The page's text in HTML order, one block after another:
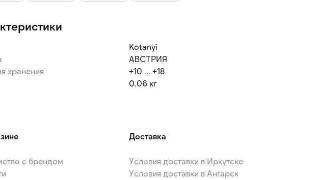
Kotanyi
АВСТРИЯ
хранения
+10 ... +18
0.06 кг
с брендом
Доставка
Условия доставки в Иркутске
Условия доставки в Ангарск